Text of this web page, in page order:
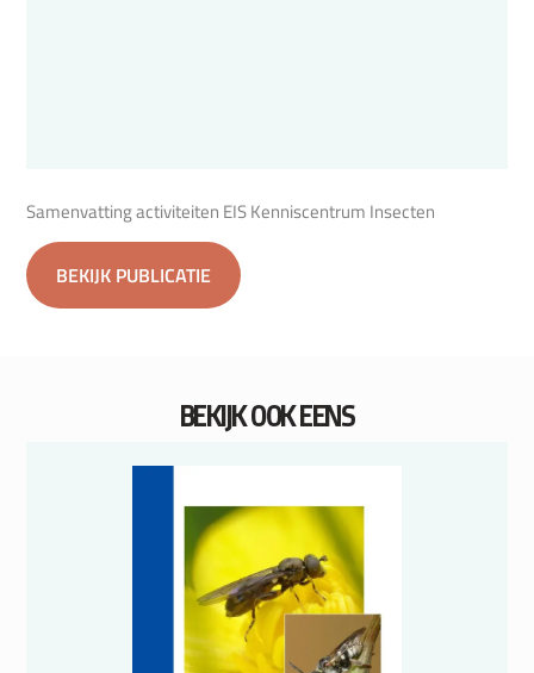
Samenvatting activiteiten EIS Kenniscentrum Insecten
BEKIJK PUBLICATIE
BEKIJK OOK EENS